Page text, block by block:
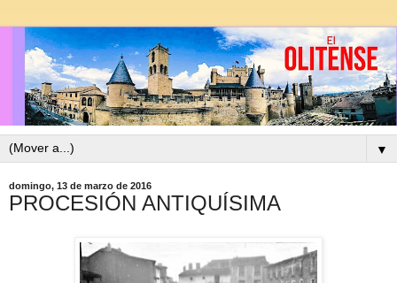
▼
domingo, 13 de marzo de 2016
PROCESIÓN ANTIQUÍSIMA